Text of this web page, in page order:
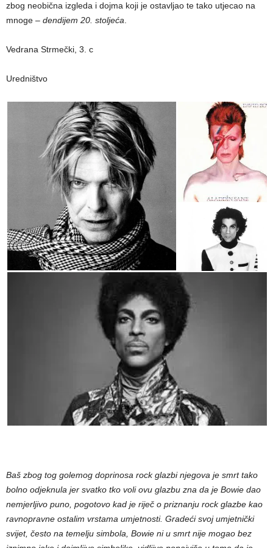
zbog neobična izgleda i dojma koji je ostavljao te tako utjecao na
mnoge – dendijem 20. stoljeća
Vedrana Strmečki, 3. c
Uredništvo
Baš zbog tog golemog doprinosa rock glazbi njegova je smrt tako
bolno odjeknula jer svatko tko voli ovu glazbu zna da je Bowie dao
nemjerljivo puno, pogotovo kad je riječ o priznanju rock glazbe kao
ravnopravne ostalim vrstama umjetnosti. Gradeći svoj umjetnički
svijet, često na temelju simbola, Bowie ni u smrt nije mogao bez